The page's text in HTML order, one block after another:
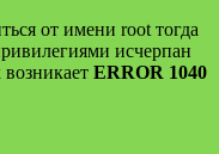
от имени root тогда
исчерпан
ERROR 1040